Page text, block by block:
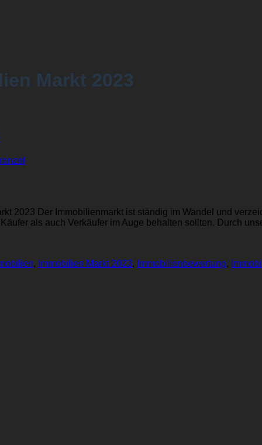
Markt 2023
2023 Der Immobilienmarkt ist ständig im Wandel und
als auch Verkäufer im Auge behalten sollten. Durch
, Immobilien Markt 2023, Immobilienbewertung,